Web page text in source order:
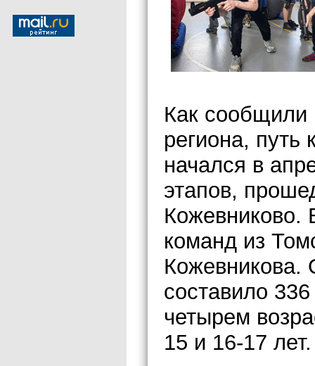
Как сообщили
региона,
начался в
этапов,
Кожевниково.
команд из
Кожевникова.
составило
четырем
15 и 16-17 лет.